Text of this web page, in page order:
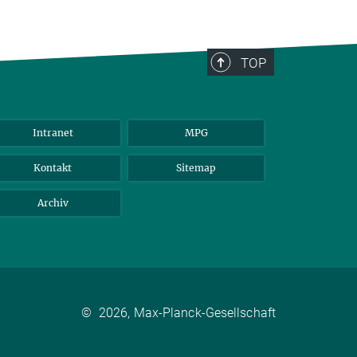
TOP
Intranet MPG
Kontakt Sitemap
Archiv
© 2026, Max-Planck-Gesellschaft